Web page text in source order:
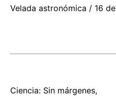
Velada astronómica / 16
Ciencia: Sin márgenes,